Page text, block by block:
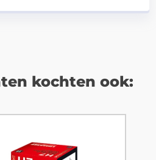
kochten ook: